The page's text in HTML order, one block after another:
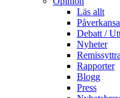
Läs allt
Debatt /
Nyheter
Rapporter
Blogg
Press